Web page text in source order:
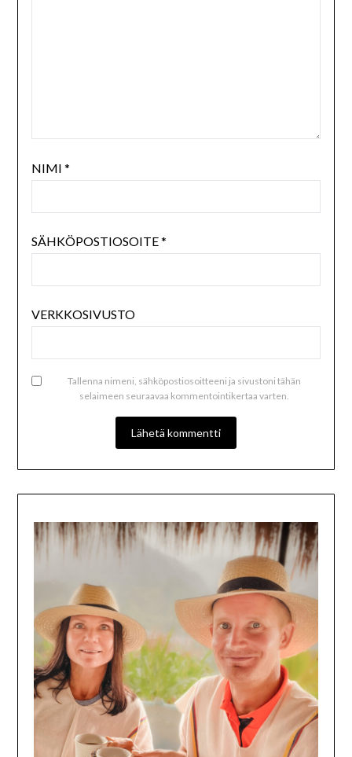
NIMI *
SÄHKÖPOSTIOSOITE*
VERKKOSIVUSTO
Tallenna nimeni, sähköpostiosoitteeni ja sivustoni tähän
selaimeen seuraavaa kommentointikertaa varten.